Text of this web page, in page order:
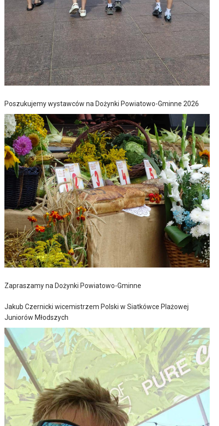
Poszukujemy wystawców na Dożynki Powiatowo-Gminne 2026
Zapraszamy na Dożynki Powiatowo-Gminne
Jakub Czernicki wicemistrzem Polski w Siatkówce Plażowej
Juniorów Młodszych